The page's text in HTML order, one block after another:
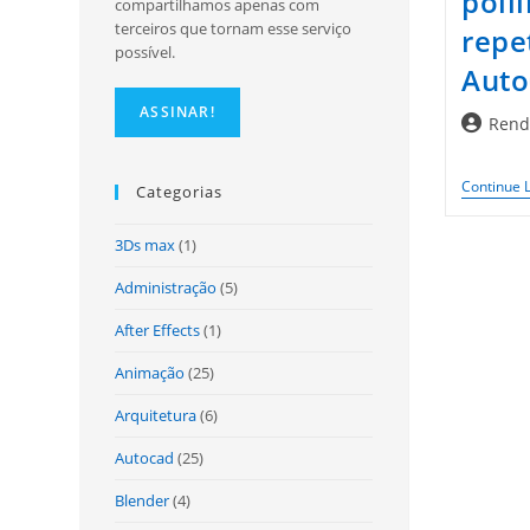
Autor
Continue
compartilhamos apenas com
terceiros que tornam esse serviço
possível.
Categorias
3Ds max(1)
Administração (5)
After Effects(1)
Animação (25)
Arquitetura(6)
Autocad (25)
Blender(4)